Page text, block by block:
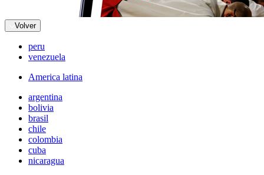
Volver
peru
venezuela
America latina
argentina
bolivia
brasil
chile
colombia
cuba
nicaragua